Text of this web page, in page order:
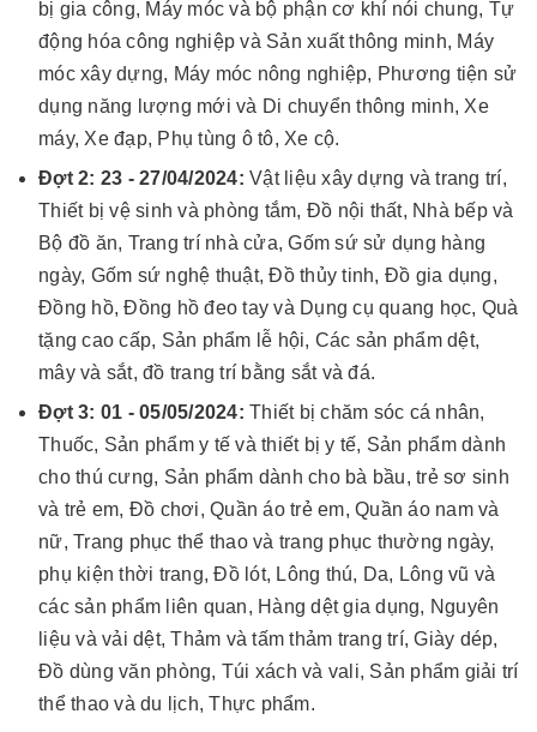
bị gia công, Máy móc và bộ phận cơ khí nói chung, Tự
động hóa công nghiệp và Sản xuất thông minh, Máy
móc xây dựng, Máy móc nông nghiệp, Phương tiện sử
dụng năng lượng mới và Di chuyển thông minh, Xe
máy, Xe đạp, Phụ tùng ô tô, Xe cộ.
Đợt 2: 23 - 27/04/2024: Vật liệu xây dựng và trang trí,
Thiết bị vệ sinh và phòng tắm, Đồ nội thất, Nhà bếp và
Bộ đồ ăn, Trang trí nhà cửa, Gốm sứ sử dụng hàng
ngày, Gốm sứ nghệ thuật, Đồ thủy tinh, Đồ gia dụng,
Đồng hồ, Đồng hồ đeo tay và Dụng cụ quang học, Quà
tặng cao cấp, Sản phẩm lễ hội, Các sản phẩm dệt,
mây và sắt, đồ trang trí bằng sắt và đá.
Đợt 3: 01 - 05/05/2024: Thiết bị chăm sóc cá nhân,
Thuốc, Sản phẩm y tế và thiết bị y tế, Sản phẩm dành
cho thú cưng, Sản phẩm dành cho bà bầu, trẻ sơ sinh
và trẻ em, Đồ chơi, Quần áo trẻ em, Quần áo nam và
nữ, Trang phục thể thao và trang phục thường ngày,
phụ kiện thời trang, Đồ lót, Lông thú, Da, Lông vũ và
các sản phẩm liên quan, Hàng dệt gia dụng, Nguyên
liệu và vải dệt, Thảm và tấm thảm trang trí, Giày dép,
Đồ dùng văn phòng, Túi xách và vali, Sản phẩm giải trí
thể thao và du lịch, Thực phẩm.